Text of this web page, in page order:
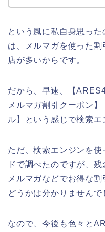
という風に私自身思っ
は、メルマガを使った
店が多いからです。
だから、早速、【
メルマガ割引クーポン
ル】という感じで検索エ
ただ、検索エンジンを
ドで調べたのですが、
メルマガなどでお得な
どうかは分かりませんで
なので、今後も色々と